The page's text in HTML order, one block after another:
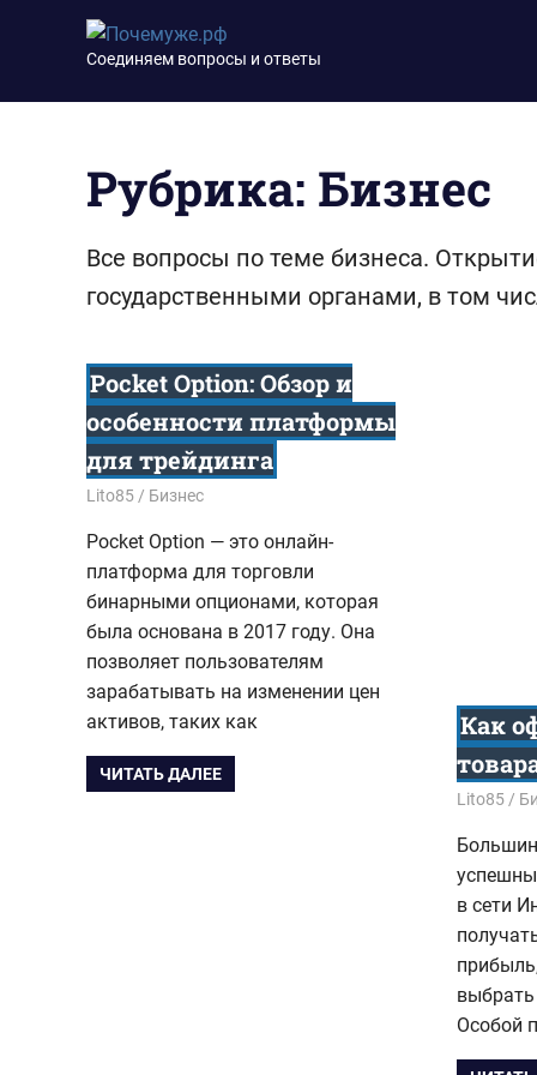
содержимому
Почемуже.рф
Соединяем вопросы и ответы
Рубрика: Бизнес
Все вопросы по теме бизнеса.
государственными органами, в том
Pocket Option: Обзор и
особенности платформы
для трейдинга
20.12.2024
Lito85 Бизнес
Pocket Option — это онлайн-
платформа для торговли
бинарными опционами, которая
была основана в 2017 году. Она
позволяет пользователям
зарабатывать на изменении цен
активов, таких как
ЧИТАТЬ ДАЛЕЕ
Как
Lito85
в сети
Особой